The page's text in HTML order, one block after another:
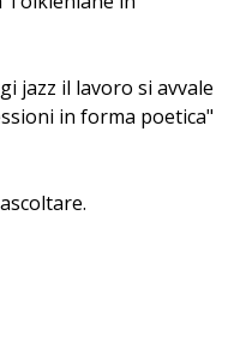
jazz il lavoro si avvale
in forma poetica"